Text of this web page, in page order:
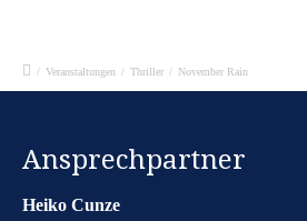
/ Veranstaltungen / Thriller / November Rain
Ansprechpartner
Heiko Cunze